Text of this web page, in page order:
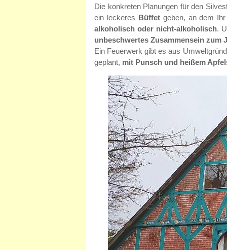
Die konkreten Planungen für den
ein leckeres Büffetgeben, an dem
alkoholisch oder nicht-alkoholisch.
unbeschwertes Zusammensein zum
Ein Feuerwerk gibt es aus
geplant, mit Punsch und heißem